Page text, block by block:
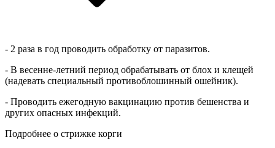
- 2 раза в год проводить обработку от паразитов.
- В весенне-летний период обрабатывать от блох и клещей
(надевать специальный противоблошинный ошейник).
- Проводить ежегодную вакцинацию против бешенства и
других опасных инфекций.
Подробнее о стрижке корги